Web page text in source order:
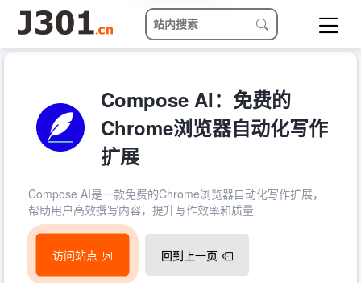
Compose AI：免费的
Chrome浏览器自动化写作
扩展
Compose AI是一款免费的Chrome浏览器自动化写作扩展，
帮助用户高效撰写内容，提升写作效率和质量
访问站点 回到上一页